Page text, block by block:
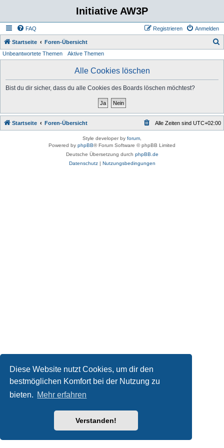
Diese Website nutzt Cookies, um dir den
bestmöglichen Komfort bei der Nutzung zu
bieten. Mehr erfahren
Verstanden!
Initiative AW3P
FAQ Anmelden
Registrieren
Startseite Foren-Übersicht
Unbeantwortete Themen Aktive Themen
Alle Cookies löschen
Bist du dir sicher, dass du alle Cookies des Boards löschen möchtest?
Startseite Foren-Übersicht Alle Zeiten sind UTC+02:00
Style developer by forum
Powered by phpBB® Forum Software © phpBB Limited
Deutsche Übersetzung durch phpBB.de
Datenschutz| Nutzungsbedingungen